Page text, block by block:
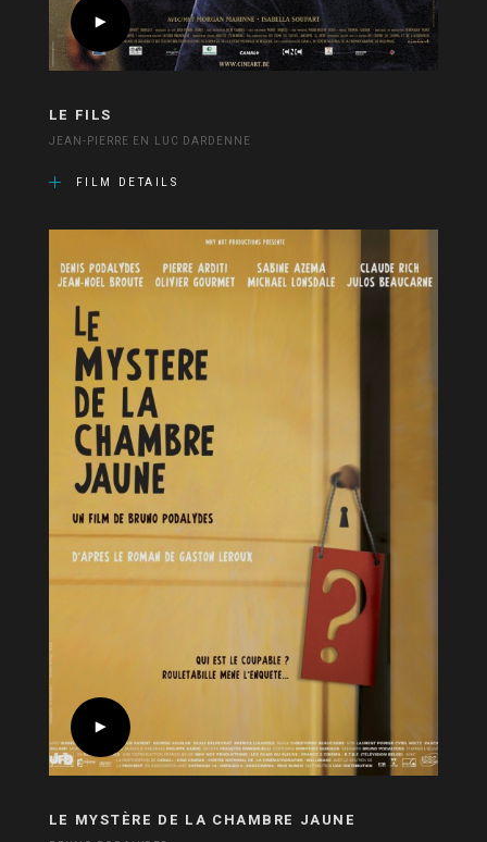
LE FILS
JEAN-PIERRE EN LUC DARDENNE
FILM DETAILS
LE MYSTÈRE DE LA CHAMBRE JAUNE